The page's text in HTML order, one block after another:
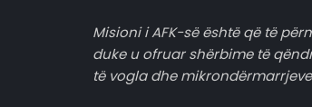
Misioni i AFK-së është që të
duke u ofruar shërbime të
të vogla dhe